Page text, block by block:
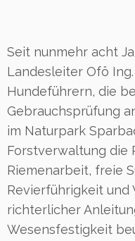
Seit nunmehr acht
Landesleiter Ofö
Hundeführern, die
Gebrauchsprüfung
im Naturpark
Forstverwaltung die
Riemenarbeit, freie
Revierführigkeit und
richterlicher
Wesensfestigkeit